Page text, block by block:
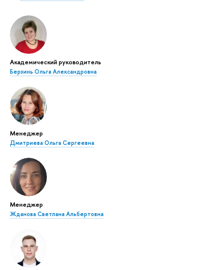
Академический руководитель
Берзинь Ольга Александровна
Менеджер
Дмитриева Ольга Сергеевна
Менеджер
Жданова Светлана Альбертовна